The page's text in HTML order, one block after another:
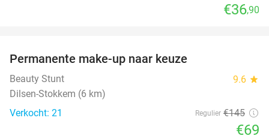
€36,90
Permanente make-up naar keuze
Beauty Stunt 9.6 star
Dilsen-Stokkem (6 km)
Verkocht: 21
Regulier €145
€69